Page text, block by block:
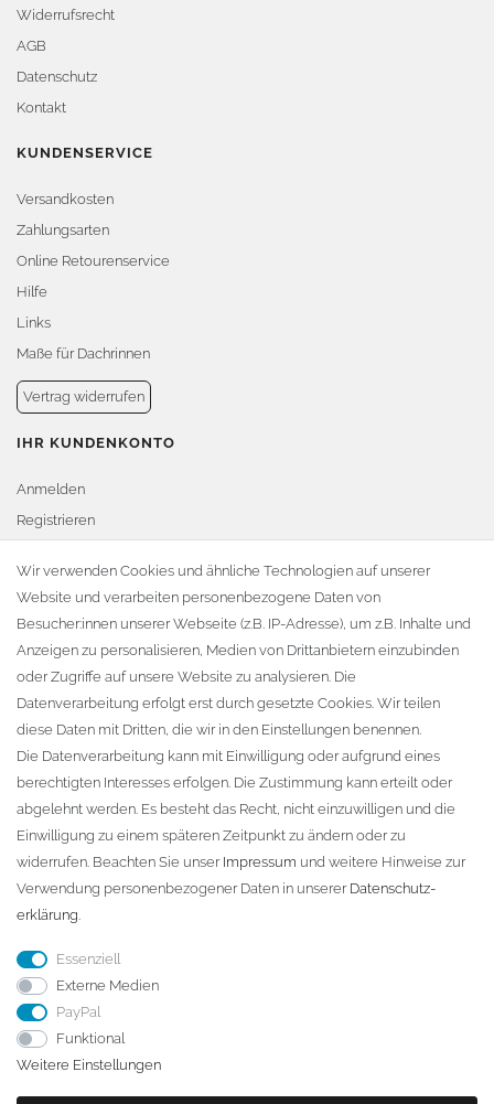
Widerrufsrecht
AGB
Datenschutz
Kontakt
KUNDENSERVICE
Versandkosten
Zahlungsarten
Online Retourenservice
Hilfe
Links
Maße für Dachrinnen
Vertrag widerrufen
IHR KUNDENKONTO
Anmelden
Registrieren
Warenkorb
Zur Kasse
KONTAKT
Fa. Steffen Jost
Söbrigener Weg 50
D-01796 Pirna
Telefon:+49 (0)3501 507295
info@dach-teufel.de
Wir verwenden Cookies und ähnliche Technologien auf unserer
Website und verarbeiten personenbezogene Daten von
Besucher:innen unserer Webseite (z.B. IP-Adresse), um z.B. Inhalte und
Anzeigen zu personalisieren, Medien von Drittanbietern einzubinden
oder Zugriffe auf unsere Website zu analysieren. Die
Datenverarbeitung erfolgt erst durch gesetzte Cookies. Wir teilen
diese Daten mit Dritten, die wir in den Einstellungen benennen.
Die Datenverarbeitung kann mit Einwilligung oder aufgrund eines
berechtigten Interesses erfolgen. Die Zustimmung kann erteilt oder
abgelehnt werden. Es besteht das Recht, nicht einzuwilligen und die
Einwilligung zu einem späteren Zeitpunkt zu ändern oder zu
widerrufen. Beachten Sie unser Impressum und weitere Hinweise zur
Verwendung personenbezogener Daten in unserer Daten­schutz­
erklärung.
Essenziell
Externe Medien
PayPal
Funktional
Weitere Einstellungen